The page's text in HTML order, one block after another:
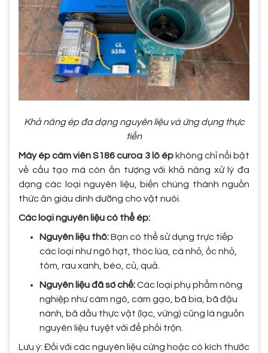
Khả năng ép đa dạng nguyên liệu và ứng dụng thực
tiễn
Máy ép cám viên S186 curoa 3 lô épkhông chỉ nổi bật
về cấu tạo mà còn ấn tượng với khả năng xử lý đa
dạng các loại nguyên liệu, biến chúng thành nguồn
thức ăn giàu dinh dưỡng cho vật nuôi.
Các loại nguyên liệu có thể ép:
Nguyên liệu thô:Bạn có thể sử dụng trực tiếp
các loại như ngô hạt, thóc lúa, cá nhỏ, ốc nhỏ,
tôm, rau xanh, bèo, củ, quả.
Nguyên liệu đã sơ chế:Các loại phụ phẩm nông
nghiệp như cám ngô, cám gạo, bã bia, bã đậu
nành, bã dầu thực vật (lạc, vừng) cũng là nguồn
nguyên liệu tuyệt vời để phối trộn.
Lưu ý: Đối với các nguyên liệu cứng hoặc có kích thước